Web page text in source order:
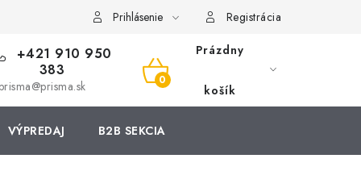
Prihlásenie Registrácia
+421 910 950
383
NÁKUPNÝ
KOŠÍK
Prázdny
košík
VÝPREDAJ B2B SEKCIA